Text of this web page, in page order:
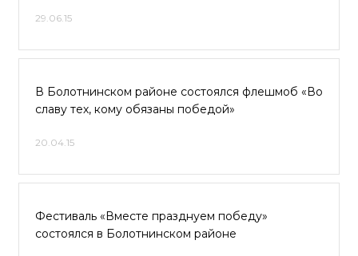
29.06.15
В Болотнинском районе состоялся флешмоб «Во
славу тех, кому обязаны победой»
20.04.15
Фестиваль «Вместе празднуем победу»
состоялся в Болотнинском районе